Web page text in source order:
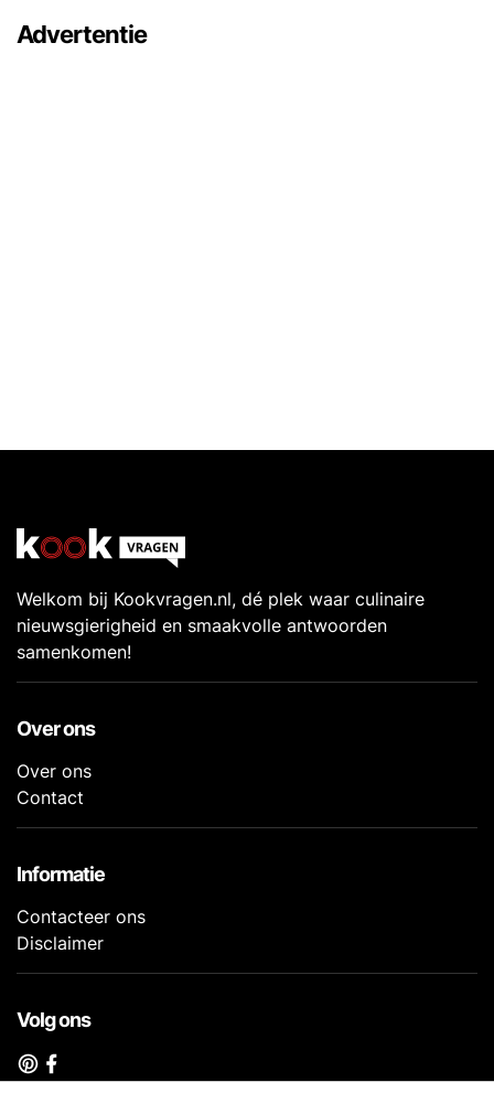
Advertentie
Welkom bij Kookvragen.nl, dé plek waar culinaire
nieuwsgierigheid en smaakvolle antwoorden
samenkomen!
Over ons
Over ons
Contact
Informatie
Contacteer ons
Disclaimer
Volg ons